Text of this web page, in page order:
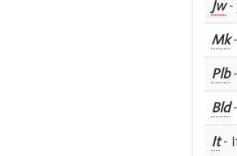
Jw-
Mk
Plb
Bld
It-